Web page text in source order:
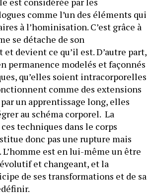
comme l’un des éléments qui
à l’hominisation. C’est grâce à
se détache de son
devient ce qu’il est. D’autre part,
permanence modelés et façonnés
qu’elles soient intracorporelles
comme des extensions
un apprentissage long, elles
au schéma corporel. La
techniques dans le corps
donc pas une rupture mais
est en lui-même un être
et changeant, et la
de ses transformations et de sa